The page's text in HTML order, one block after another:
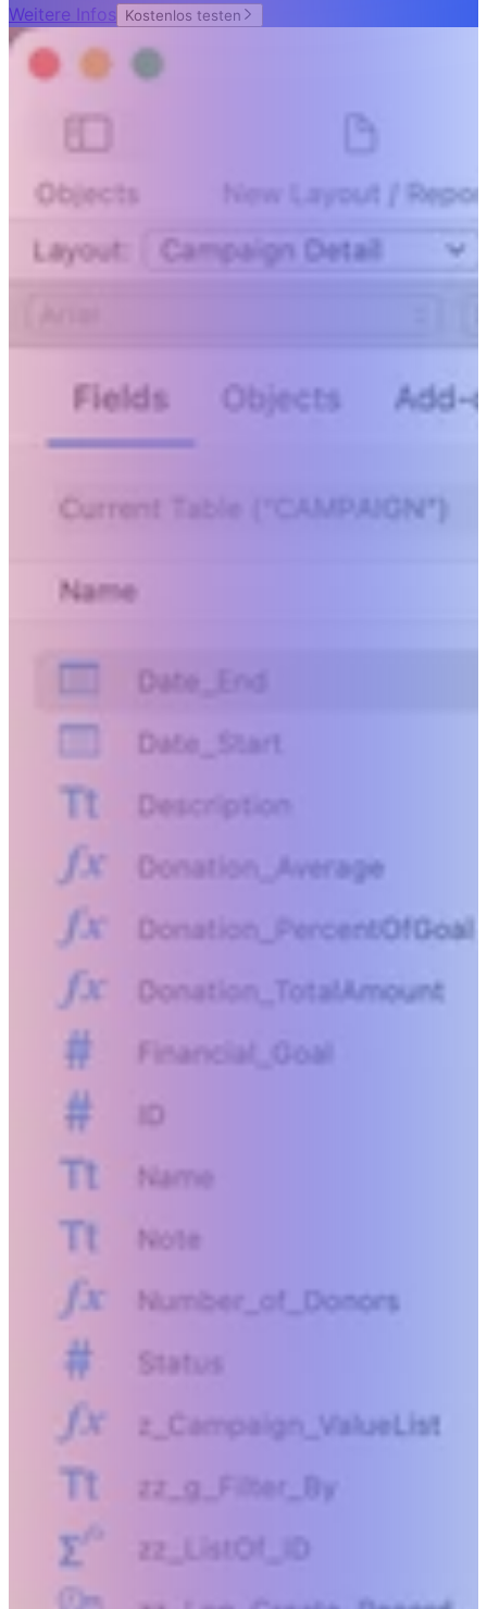
Weitere Infos Kostenlos testen